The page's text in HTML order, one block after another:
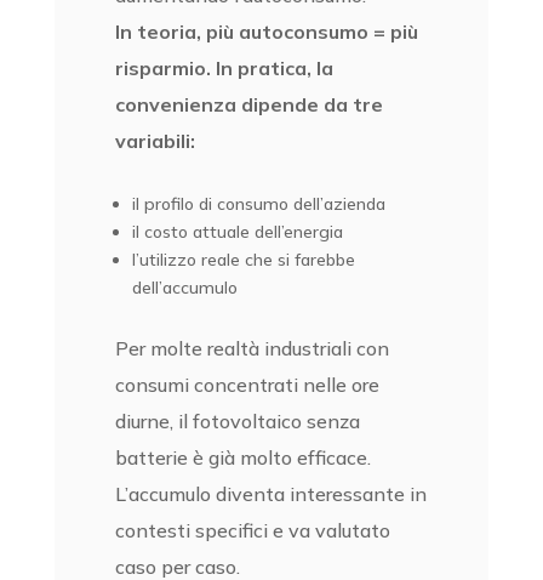
In teoria, più autoconsumo = più
risparmio. In pratica, la
convenienza dipende da tre
variabili:
il profilo di consumo dell’azienda
il costo attuale dell’energia
l’utilizzo reale che si farebbe
dell’accumulo
Per molte realtà industriali con
consumi concentrati nelle ore
diurne, il fotovoltaico senza
batterie è già molto efficace.
L’accumulo diventa interessante in
contesti specifici e va valutato
caso per caso.